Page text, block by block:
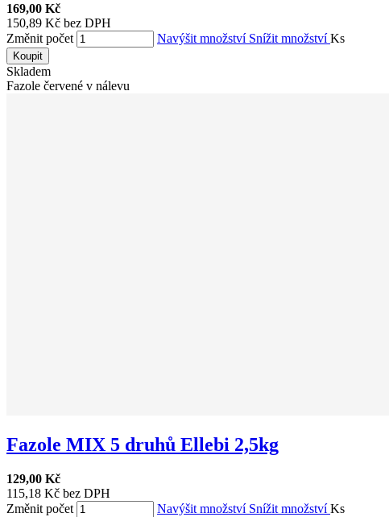
169,00 Kč
150,89 Kč bez DPH
Změnit počet
Navýšit množství Snížit množstvíKs
Koupit
Skladem
Fazole červené v nálevu
Fazole MIX 5 druhů Ellebi 2,5kg
129,00 Kč
115,18 Kč bez DPH
Změnit počet
Navýšit množství Snížit množstvíKs